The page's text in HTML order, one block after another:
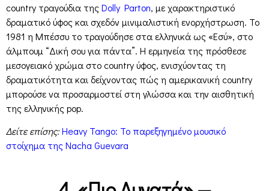
country τραγούδια τηςDolly Parton, με χαρακτηριστικό
δραματικό ύφος και σχεδόν μινιμαλιστική ενορχήστρωση. Το
1981 η Μπέσσυ το τραγούδησε στα ελληνικά ως «Εσύ», στο
άλμπουμ “Δική σου για πάντα”. Η ερμηνεία της πρόσθεσε
μεσογειακό χρώμα στο country ύφος, ενισχύοντας τη
δραματικότητα και δείχνοντας πώς η αμερικανική country
μπορούσε να προσαρμοστεί στη γλώσσα και την αισθητική
της ελληνικής pop.
Δείτε επίσης:Heavy Tango: Το παρεξηγημένο μουσικό
στοίχημα της Nacha Guevara